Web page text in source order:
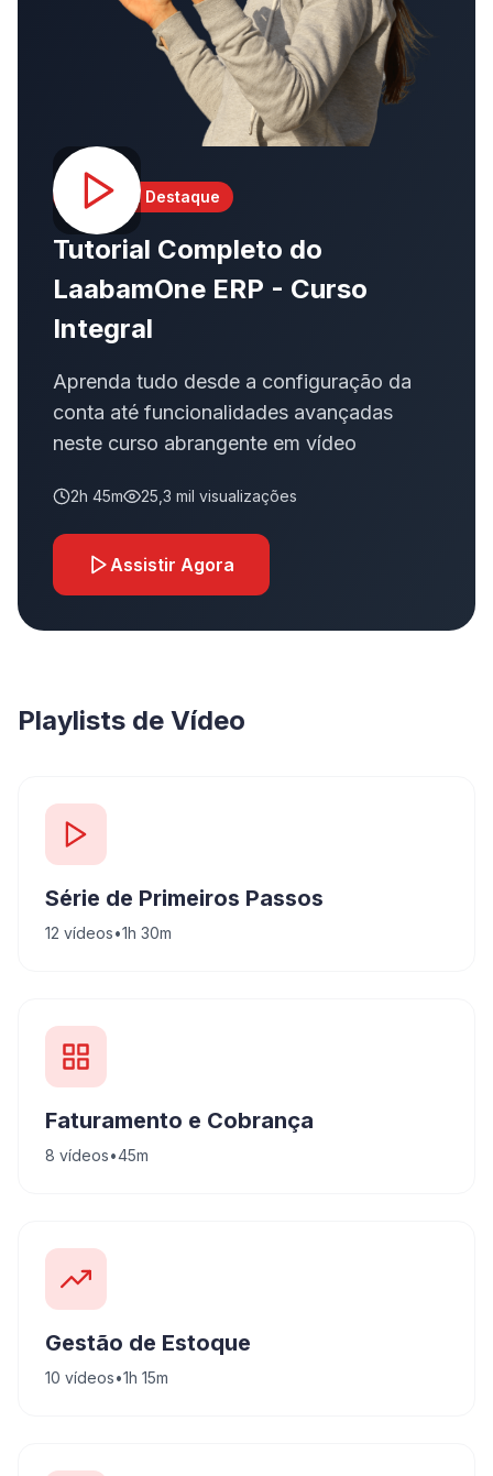
Curso em Destaque
Tutorial Completo do
LaabamOne ERP - Curso
Integral
Aprenda tudo desde a configuração da
conta até funcionalidades avançadas
neste curso abrangente em vídeo
2h 45m 25,3 mil visualizações
Assistir Agora
Playlists de Vídeo
Série de Primeiros Passos
12 vídeos•1h 30m
Faturamento e Cobrança
8 vídeos•45m
Gestão de Estoque
10 vídeos•1h 15m